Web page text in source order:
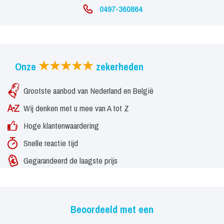
0497-360864
Onze zekerheden
Grootste aanbod van Nederland en België
Wij denken met u mee van A tot Z
Hoge klantenwaardering
Snelle reactie tijd
Gegarandeerd de laagste prijs
Beoordeeld met een